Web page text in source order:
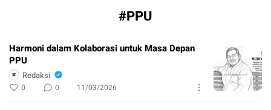
#PPU
Harmoni dalam Kolaborasi untuk Masa Depan
PPU
Redaksi
0 0 11/03/2026